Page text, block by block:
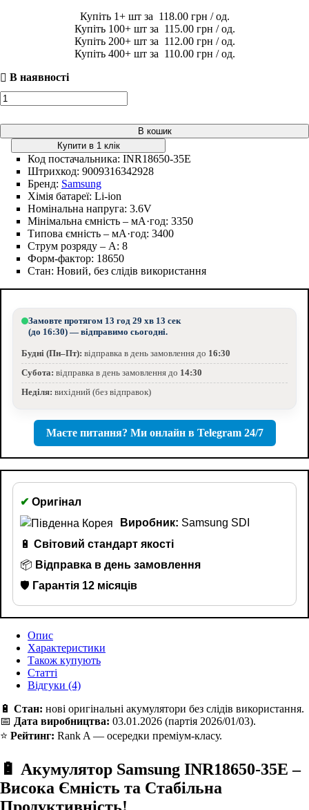
1
118.00 грн
100
115.00 грн
200
112.00 грн
400
110.00 грн
В кошик
Купити в 1 клік
Код постачальника: INR18650-35E
Штрихкод: 9009316342928
Бренд: Samsung
Хімія батареї: Li-ion
Номінальна напруга: 3.6V
Мінімальна ємність – мА·год: 3350
Типова ємність – мА·год: 3400
Струм розряду – А: 8
Форм-фактор: 18650
Стан: Новий, без слідів використання
Замовте протягом 13 год 29 хв 12 сек
(до 16:30) — відправимо сьогодні.
Будні (Пн–Пт): відправка в день замовлення до 16:30
Субота: відправка в день замовлення до 14:30
Неділя: вихідний (без відправок)
Маєте питання? Ми онлайн в Telegram 24/7
✔ Оригінал
Виробник: Samsung SDI
🔋 Світовий стандарт якості
📦 Відправка в день замовлення
🛡️ Гарантія 12 місяців
Опис
Характеристики
Також купують
Статті
Відгуки (4)
🔋 Стан: нові оригінальні акумулятори без слідів використання.
📅 Дата виробництва: 03.01.2026 (партія 2026/01/03).
⭐ Рейтинг: Rank A — осередки преміум-класу.
🔋 Акумулятор Samsung INR18650-35E –
Висока Ємність та Стабільна